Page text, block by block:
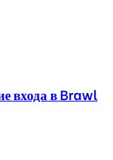
входа в Brawl